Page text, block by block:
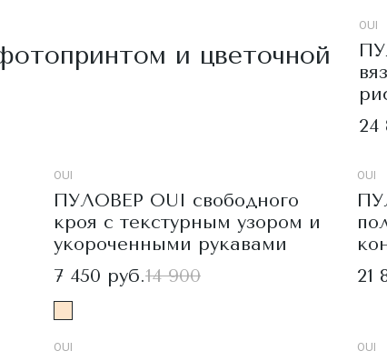
и цветочной
OUI
24
OUI
ПУЛОВЕР OUI свободного
кроя с текстурным узором и
укороченными рукавами
7 450 руб.14 900
OUI
21
OUI OUI